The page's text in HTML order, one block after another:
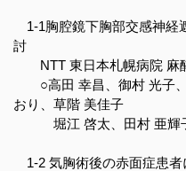
1-1胸腔鏡下胸部交感神経
討
NTT 東日本札幌病院 麻
○高田 幸昌、御村 光子、
おり、草階 美佳子
堀江 啓太、田村 亜輝
1-2 気胸術後の赤面症患者